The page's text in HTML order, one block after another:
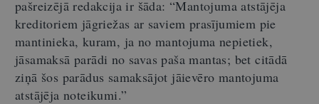
pašreizējā redakcija ir šāda: “Mantojuma atstājēja
kreditoriem jāgriežas ar saviem prasījumiem pie
mantinieka, kuram, ja no mantojuma nepietiek,
jāsamaksā parādi no savas paša mantas; bet citādā
ziņā šos parādus samaksājot jāievēro mantojuma
atstājēja noteikumi.”